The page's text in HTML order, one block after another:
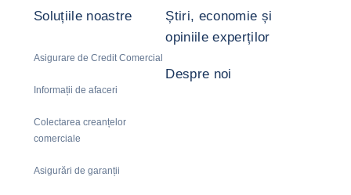
Soluțiile noastre
Asigurare de Credit Comercial
Informații de afaceri
Colectarea creanțelor
comerciale
Asigurări de garanții
Știri, economie și
opiniile experților
Despre noi